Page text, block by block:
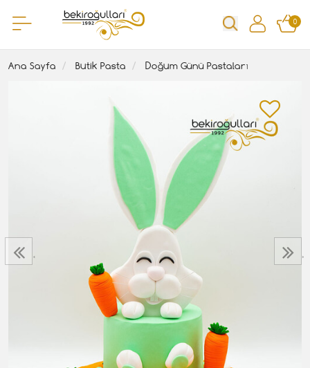
0
Ana Sayfa Butik Pasta Doğum Günü Pastaları
‹ ›